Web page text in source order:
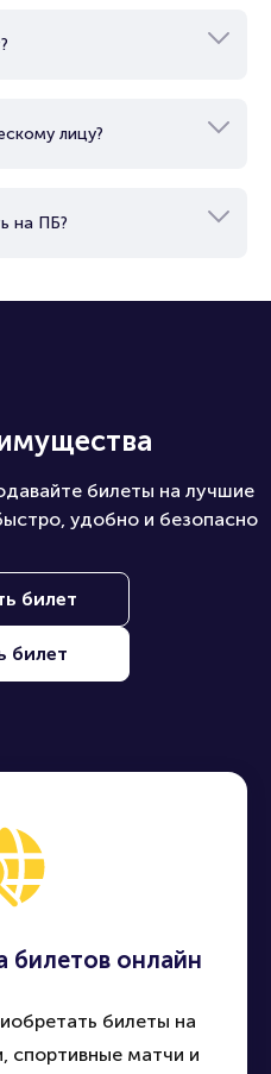
лицу?
на ПБ?
билеты на лучшие
удобно и безопасно
билет
билет
билетов онлайн
билеты на
спортивные матчи и